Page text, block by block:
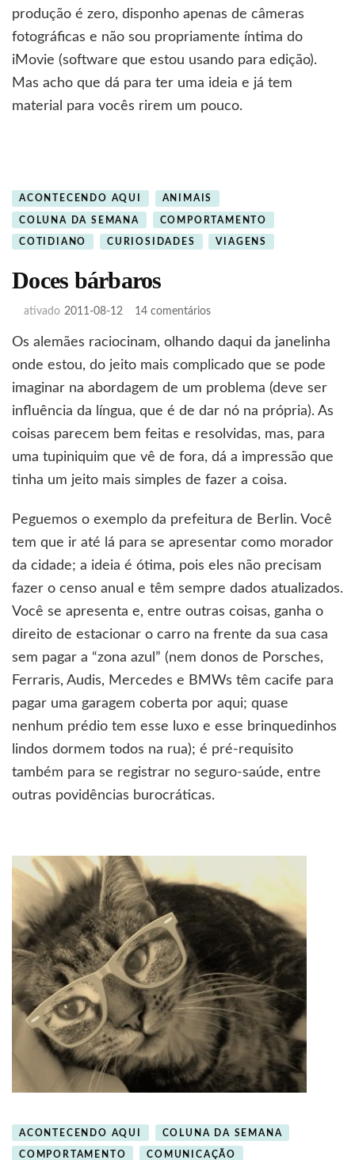
produção é zero, disponho apenas de câmeras
fotográficas e não sou propriamente íntima do
iMovie (software que estou usando para edição).
Mas acho que dá para ter uma ideia e já tem
material para vocês rirem um pouco.
ACONTECENDO AQUI ANIMAIS
COLUNA DA SEMANA COMPORTAMENTO
COTIDIANO CURIOSIDADES VIAGENS
Doces bárbaros
ativado 2011-08-12 14 comentáriosem
bárbaros
Os alemães raciocinam, olhando daqui da janelinha
onde estou, do jeito mais complicado que se pode
imaginar na abordagem de um problema (deve ser
influência da língua, que é de dar nó na própria). As
coisas parecem bem feitas e resolvidas, mas, para
uma tupiniquim que vê de fora, dá a impressão que
tinha um jeito mais simples de fazer a coisa.
Peguemos o exemplo da prefeitura de Berlin. Você
tem que ir até lá para se apresentar como morador
da cidade; a ideia é ótima, pois eles não precisam
fazer o censo anual e têm sempre dados atualizados.
Você se apresenta e, entre outras coisas, ganha o
direito de estacionar o carro na frente da sua casa
sem pagar a “zona azul” (nem donos de Porsches,
Ferraris, Audis, Mercedes e BMWs têm cacife para
pagar uma garagem coberta por aqui; quase
nenhum prédio tem esse luxo e esse brinquedinhos
lindos dormem todos na rua); é pré-requisito
também para se registrar no seguro-saúde, entre
outras povidências burocráticas.
ACONTECENDO AQUI COLUNA DA SEMANA
COMPORTAMENTO COMUNICAÇÃO